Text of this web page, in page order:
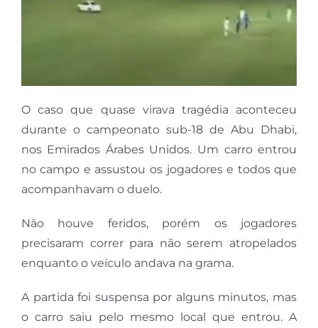
O caso que quase virava tragédia aconteceu
durante o campeonato sub-18 de Abu Dhabi,
nos Emirados Árabes Unidos. Um carro entrou
no campo e assustou os jogadores e todos que
acompanhavam o duelo.
Não houve feridos, porém os jogadores
precisaram correr para não serem atropelados
enquanto o veículo andava na grama.
A partida foi suspensa por alguns minutos, mas
o carro saiu pelo mesmo local que entrou. A